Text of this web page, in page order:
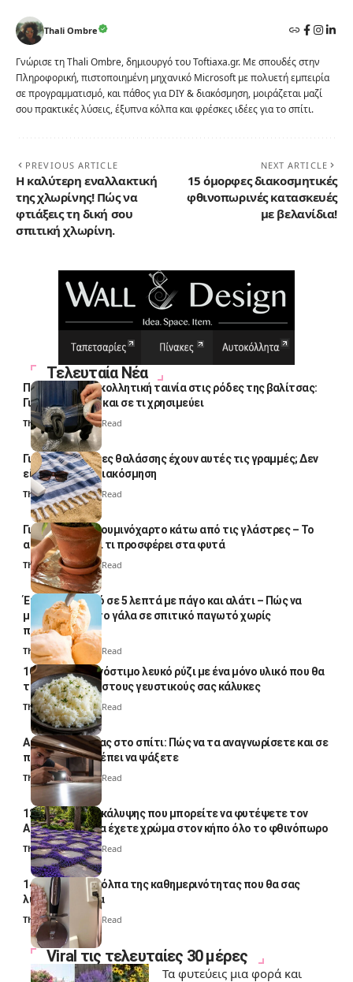
Thali Ombre
Γνώρισε τη Thali Ombre, δημιουργό του Toftiaxa.gr. Με σπουδές στην
Πληροφορική, πιστοποιημένη μηχανικό Microsoft με πολυετή εμπειρία
σε προγραμματισμό, και πάθος για DIY & διακόσμηση, μοιράζεται μαζί
σου πρακτικές λύσεις, έξυπνα κόλπα και φρέσκες ιδέες για το σπίτι.
PREVIOUS ARTICLE
Η καλύτερη εναλλακτική
της χλωρίνης! Πώς να
φτιάξεις τη δική σου
σπιτική χλωρίνη.
NEXT ARTICLE
15 όμορφες διακοσμητικές
φθινοπωρινές κατασκευές
με βελανίδια!
Τελευταία Νέα
Πολλοί βάζουν κολλητική ταινία στις ρόδες της βαλίτσας:
Γιατί το κάνουν και σε τι χρησιμεύει
Thali Ombre 4 Min Read
Γιατί οι πετσέτες θαλάσσης έχουν αυτές τις γραμμές; Δεν
είναι μόνο για διακόσμηση
Thali Ombre5 Min Read
Γιατί βάζουν αλουμινόχαρτο κάτω από τις γλάστρες – Το
απλό κόλπο και τι προσφέρει στα φυτά
Thali Ombre4 Min Read
Έτοιμο παγωτό σε 5 λεπτά με πάγο και αλάτι – Πώς να
μετατρέψετε το γάλα σε σπιτικό παγωτό χωρίς
παγωτομηχανή
Thali Ombre 4 Min Read
10 φορές ποιο νόστιμο λευκό ρύζι με ένα μόνο υλικό που θα
το απογειώσει στους γευστικούς σας κάλυκες
Thali Ombre4 Min Read
Αυγά κατσαρίδας στο σπίτι: Πώς να τα αναγνωρίσετε και σε
ποια σημεία πρέπει να ψάξετε
Thali Ombre4 Min Read
12 φυτά εδαφοκάλυψης που μπορείτε να φυτέψετε τον
Αύγουστο για να έχετε χρώμα στον κήπο όλο το φθινόπωρο
Thali Ombre7 Min Read
14 πανέξυπνα κόλπα της καθημερινότητας που θα σας
λύσουν τα χέρια
Thali Ombre 6 Min Read
Viral τις τελευταίες 30 μέρες
Τα φυτεύεις μια φορά και